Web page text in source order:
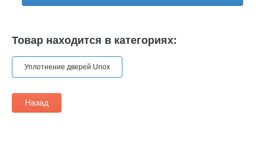
Товар находится в категориях:
Уплотнение дверей Unox
Назад